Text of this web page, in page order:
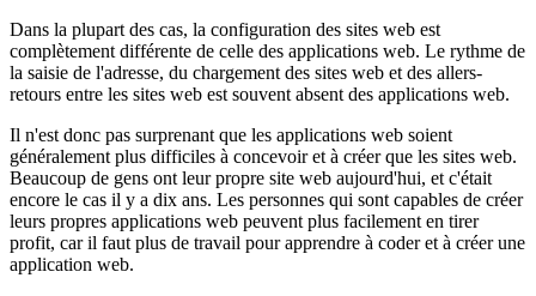
Dans la plupart des cas, la configuration des sites web est
complètement différente de celle des applications web. Le rythme de
la saisie de l'adresse, du chargement des sites web et des allers-
retours entre les sites web est souvent absent des applications web.
Il n'est donc pas surprenant que les applications web soient
généralement plus difficiles à concevoir et à créer que les sites web.
Beaucoup de gens ont leur propre site web aujourd'hui, et c'était
encore le cas il y a dix ans. Les personnes qui sont capables de créer
leurs propres applications web peuvent plus facilement en tirer
profit, car il faut plus de travail pour apprendre à coder et à créer une
application web.